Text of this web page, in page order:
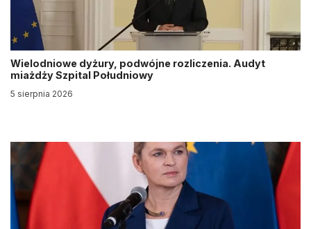
Wielodniowe dyżury, podwójne rozliczenia. Audyt
miażdży Szpital Południowy
5 sierpnia 2026